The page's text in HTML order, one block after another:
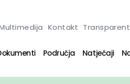
Kontakt
Područja Natječaji